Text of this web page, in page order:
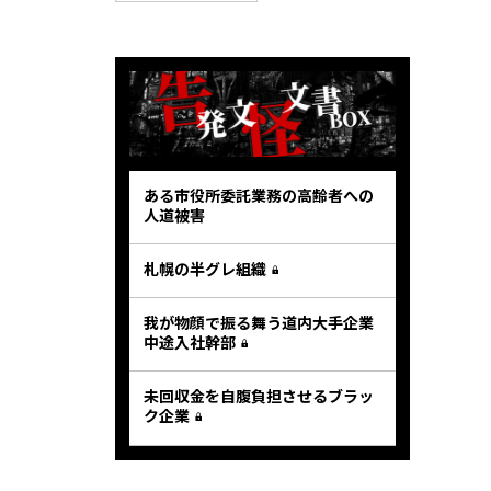
ある市役所委託業務の高齢者への
人道被害
札幌の半グレ組織
我が物顔で振る舞う道内大手企業
中途入社幹部
未回収金を自腹負担させるブラッ
ク企業